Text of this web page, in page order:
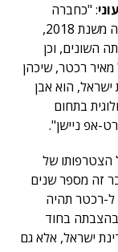
: "כחברה
ממשלתית מובילה, ובהתאם להחלטת הממשלה משנת 2018,
השונים, וכן
מאיר רכטר, שיכהן
הוא אבן
בתחום
אפ ניישן".
הצטרפותו של
זה מספר שנים
ל-רכטר תהיה
בחוד
ישראל, אלא גם